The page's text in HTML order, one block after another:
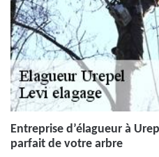
Entreprise d’élagueur à
parfait de votre arbre